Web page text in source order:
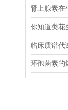
环孢菌素的